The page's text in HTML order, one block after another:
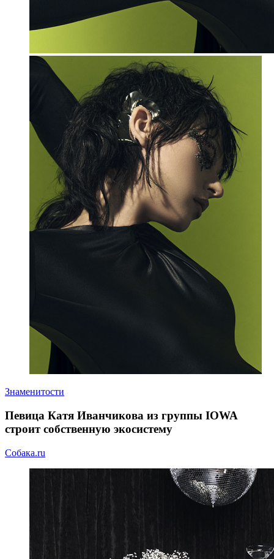
Знаменитости
Певица Катя Иванчикова из группы IOWA
строит собственную экосистему
Собака.ru